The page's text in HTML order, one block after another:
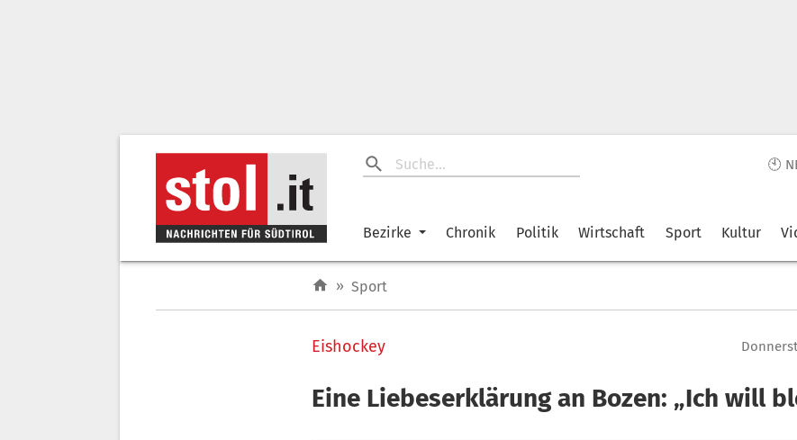
🕙
Bezirke Chronik Politik Wirtschaft Sport Kultur
» Sport
Eishockey
Eine Liebeserklärung an Bozen: „Ich will